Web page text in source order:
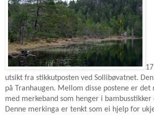
utsikt fra stikkutposten ved Sollibøvatnet.
på Tranhaugen. Mellom disse postene er
med merkeband som henger i
Denne merkinga er tenkt som ei hjelp for